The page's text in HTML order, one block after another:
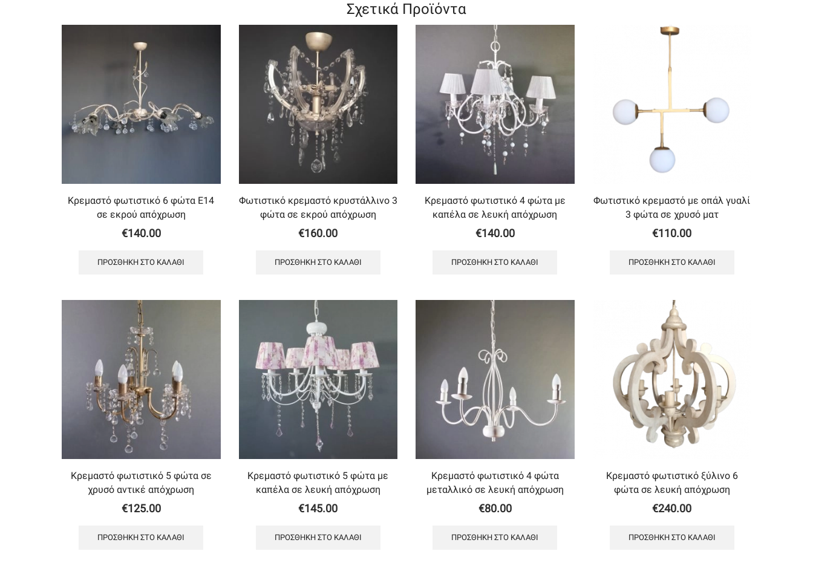
Σχετικά Προϊόντα
Κρεμαστό φωτιστικό 6 φώτα Ε14
σε εκρού απόχρωση
€140.00
ΠΡΟΣΘΉΚΗ ΣΤΟ ΚΑΛΆΘΙ
Φωτιστικό κρεμαστό κρυστάλλινο 3
φώτα σε εκρού απόχρωση
€160.00
ΠΡΟΣΘΉΚΗ ΣΤΟ ΚΑΛΆΘΙ
Κρεμαστό φωτιστικό 4 φώτα με
καπέλα σε λευκή απόχρωση
€140.00
ΠΡΟΣΘΉΚΗ ΣΤΟ ΚΑΛΆΘΙ
Φωτιστικό κρεμαστό με oπάλ γυαλί
3 φώτα σε χρυσό ματ
€110.00
ΠΡΟΣΘΉΚΗ ΣΤΟ ΚΑΛΆΘΙ
Κρεμαστό φωτιστικό 5 φώτα σε
χρυσό αντικέ απόχρωση
€125.00
ΠΡΟΣΘΉΚΗ ΣΤΟ ΚΑΛΆΘΙ
Κρεμαστό φωτιστικό 5 φώτα με
καπέλα σε λευκή απόχρωση
€145.00
ΠΡΟΣΘΉΚΗ ΣΤΟ ΚΑΛΆΘΙ
Κρεμαστό φωτιστικό 4 φώτα
μεταλλικό σε λευκή απόχρωση
€80.00
ΠΡΟΣΘΉΚΗ ΣΤΟ ΚΑΛΆΘΙ
Κρεμαστό φωτιστικό ξύλινο 6
φώτα σε λευκή απόχρωση
€240.00
ΠΡΟΣΘΉΚΗ ΣΤΟ ΚΑΛΆΘΙ